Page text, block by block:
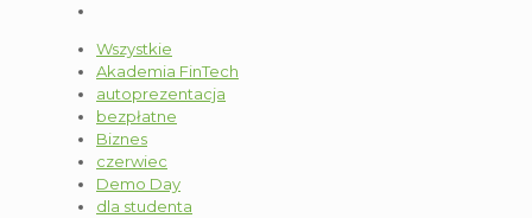
Wszystkie
Akademia FinTech
autoprezentacja
bezpłatne
Biznes
czerwiec
Demo Day
dla studenta